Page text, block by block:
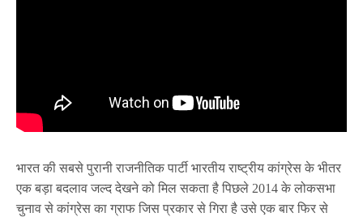
भारत की सबसे पुरानी राजनीतिक पार्टी भारतीय राष्ट्रीय कांग्रेस के भीतर
एक बड़ा बदलाव जल्द देखने को मिल सकता है पिछले 2014 के लोकसभा
चुनाव से कांग्रेस का ग्राफ जिस प्रकार से गिरा है उसे एक बार फिर से